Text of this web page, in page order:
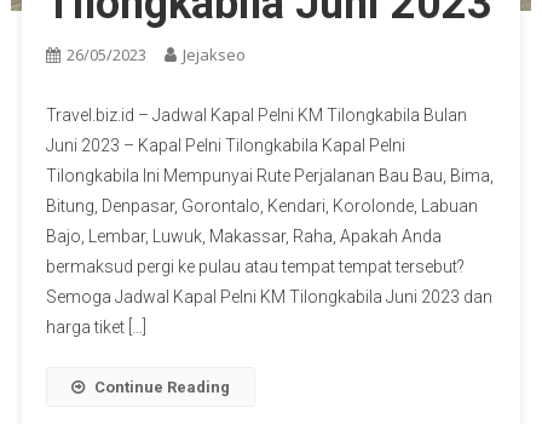
26/05/2023 Jejakseo
Travel.biz.id – Jadwal Kapal Pelni KM Tilongkabila Bulan
Juni 2023 – Kapal Pelni Tilongkabila Kapal Pelni
Tilongkabila Ini Mempunyai Rute Perjalanan Bau Bau, Bima,
Bitung, Denpasar, Gorontalo, Kendari, Korolonde, Labuan
Bajo, Lembar, Luwuk, Makassar, Raha, Apakah Anda
bermaksud pergi ke pulau atau tempat tempat tersebut?
Semoga Jadwal Kapal Pelni KM Tilongkabila Juni 2023 dan
harga tiket […]
Continue Reading